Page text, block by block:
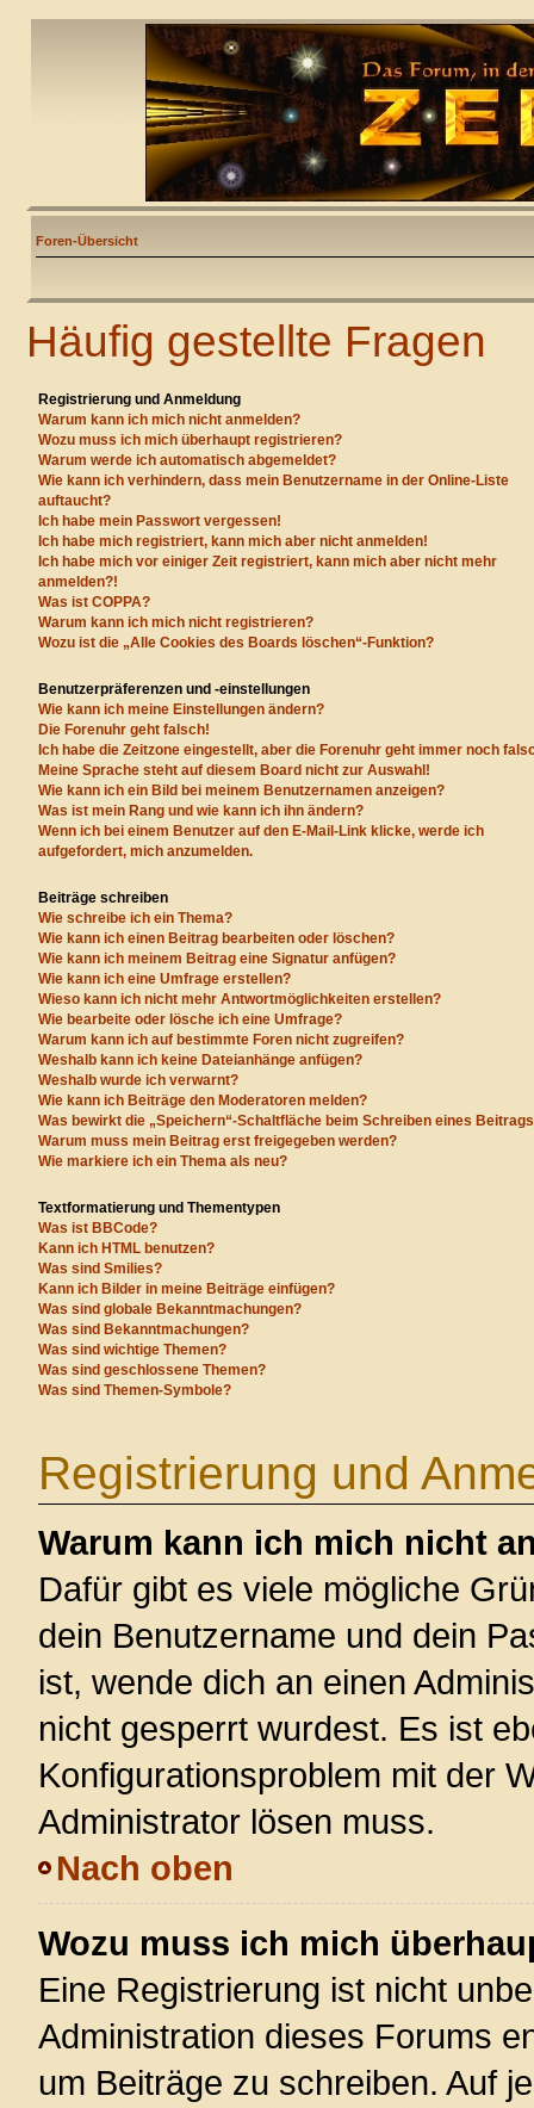
Foren-Übersicht
Häufig gestellte Fragen
Registrierung und Anmeldung
Warum kann ich mich nicht anmelden?
Wozu muss ich mich überhaupt registrieren?
Warum werde ich automatisch abgemeldet?
Wie kann ich verhindern, dass mein Benutzername in der Online-Liste
auftaucht?
Ich habe mein Passwort vergessen!
Ich habe mich registriert, kann mich aber nicht anmelden!
Ich habe mich vor einiger Zeit registriert, kann mich aber nicht mehr
anmelden?!
Was ist COPPA?
Warum kann ich mich nicht registrieren?
Wozu ist die „Alle Cookies des Boards löschen“-Funktion?
Benutzerpräferenzen und -einstellungen
Wie kann ich meine Einstellungen ändern?
Die Forenuhr geht falsch!
Ich habe die Zeitzone eingestellt, aber die Forenuhr geht immer noch
Meine Sprache steht auf diesem Board nicht zur Auswahl!
Wie kann ich ein Bild bei meinem Benutzernamen anzeigen?
Was ist mein Rang und wie kann ich ihn ändern?
Wenn ich bei einem Benutzer auf den E-Mail-Link klicke, werde ich
aufgefordert, mich anzumelden.
Beiträge schreiben
Wie schreibe ich ein Thema?
Wie kann ich einen Beitrag bearbeiten oder löschen?
Wie kann ich meinem Beitrag eine Signatur anfügen?
Wie kann ich eine Umfrage erstellen?
Wieso kann ich nicht mehr Antwortmöglichkeiten erstellen?
Wie bearbeite oder lösche ich eine Umfrage?
Warum kann ich auf bestimmte Foren nicht zugreifen?
Weshalb kann ich keine Dateianhänge anfügen?
Weshalb wurde ich verwarnt?
Wie kann ich Beiträge den Moderatoren melden?
Was bewirkt die „Speichern“-Schaltfläche beim Schreiben eines
Warum muss mein Beitrag erst freigegeben werden?
Wie markiere ich ein Thema als neu?
Textformatierung und Thementypen
Was ist BBCode?
Kann ich HTML benutzen?
Was sind Smilies?
Kann ich Bilder in meine Beiträge einfügen?
Was sind globale Bekanntmachungen?
Was sind Bekanntmachungen?
Was sind wichtige Themen?
Was sind geschlossene Themen?
Was sind Themen-Symbole?
Registrierung und
Warum kann ich mich nicht
Dafür gibt es viele mögliche
dein Benutzername und dein
ist, wende dich an einen
nicht gesperrt wurdest. Es ist
Konfigurationsproblem mit der
Administrator lösen muss.
Nach oben
Wozu muss ich mich
Eine Registrierung ist nicht
Administration dieses Forums
um Beiträge zu schreiben. Auf